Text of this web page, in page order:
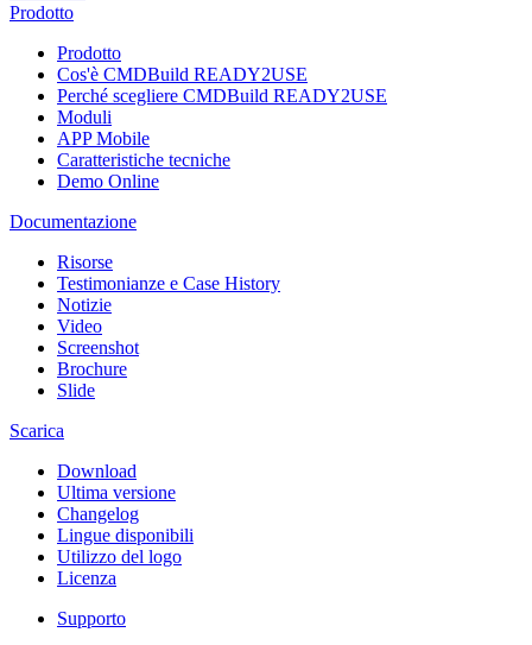
Prodotto
Prodotto
Cos'è CMDBuild READY2USE
Perché scegliere CMDBuild READY2USE
Moduli
APP Mobile
Caratteristiche tecniche
Demo Online
Documentazione
Risorse
Testimonianze e Case History
Notizie
Video
Screenshot
Brochure
Slide
Scarica
Download
Ultima versione
Changelog
Lingue disponibili
Utilizzo del logo
Licenza
Supporto